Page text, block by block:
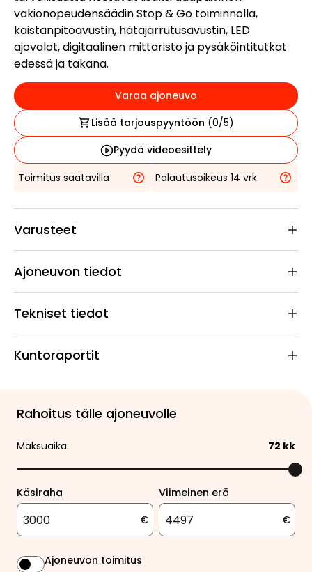
vakionopeudensäädin Stop & Go toiminnolla,
kaistanpitoavustin, hätäjarrutusavustin, LED
ajovalot, digitaalinen mittaristo ja pysäköintitutkat
edessä ja takana.
Varaa ajoneuvo
Lisää tarjouspyyntöön (0/5)
Pyydä videoesittely
Toimitus saatavilla
Palautusoikeus 14 vrk
Varusteet
Ajoneuvon tiedot
Tekniset tiedot
Kuntoraportit
Rahoitus tälle ajoneuvolle
Maksuaika: 72 kk
Käsiraha
€
Viimeinen erä
€
Ajoneuvon toimitus